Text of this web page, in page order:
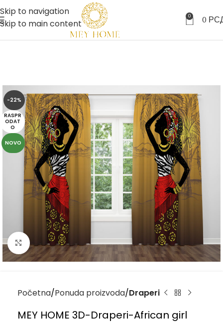
Skip to navigation
Skip to main content
0 0
-22%
RASPR
ODAT
O
NOVO
Kliknite za uvećanje
Početna Ponuda proizvoda Draperi
MEY HOME 3D-Draperi-African girl